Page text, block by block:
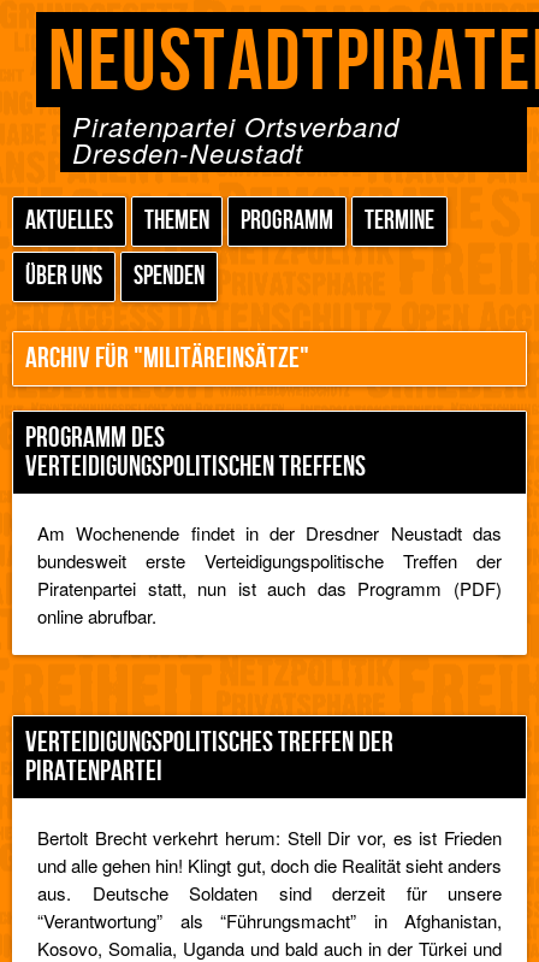
Piratenpartei Ortsverband
Dresden-Neustadt
AKTUELLES THEMEN PROGRAMM
TERMINE
ÜBER UNS
SPENDEN
ARCHIV FÜR "MILITÄREINSÄTZE"
PROGRAMM DES
VERTEIDIGUNGSPOLITISCHEN TREFFENS
Am Wochenende findet in der Dresdner Neustadt das
bundesweit erste Verteidigungspolitische Treffen der
Piratenpartei statt, nun ist auch das Programm (PDF)
online abrufbar.
VERTEIDIGUNGSPOLITISCHES TREFFEN DER
PIRATENPARTEI
Bertolt Brecht verkehrt herum: Stell Dir vor, es ist Frieden
und alle gehen hin! Klingt gut, doch die Realität sieht anders
aus. Deutsche Soldaten sind derzeit für unsere
“Verantwortung” als “Führungsmacht” in Afghanistan,
Kosovo, Somalia, Uganda und bald auch in der Türkei und